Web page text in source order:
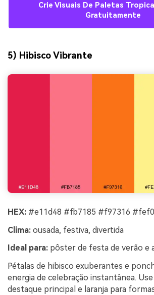
Crie Visuais De Paletas
Gratuitamente
5) Hibisco Vibrante
HEX: #e11d48 #fb7185 #f97316
Clima: ousada, festiva, divertida
Ideal para: pôster de festa de verão e
Pétalas de hibisco exuberantes e
energia de celebração instantânea.
destaque principal e laranja para